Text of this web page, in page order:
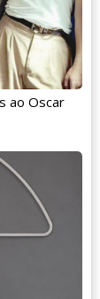
ao Oscar